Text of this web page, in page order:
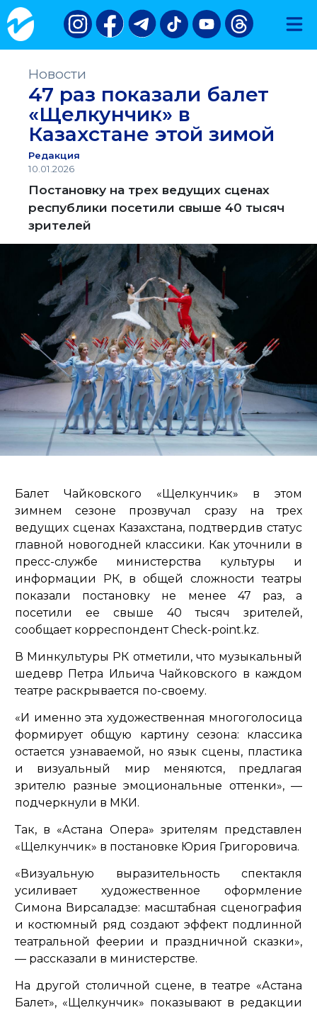
Новости
47 раз показали балет
«Щелкунчик» в
Казахстане этой зимой
Редакция
10.01.2026
Постановку на трех ведущих сценах
республики посетили свыше 40 тысяч
зрителей
Балет Чайковского «Щелкунчик» в этом
зимнем сезоне прозвучал сразу на трех
ведущих сценах Казахстана, подтвердив статус
главной новогодней классики. Как уточнили в
пресс-службе министерства культуры и
информации РК, в общей сложности театры
показали постановку не менее 47 раз, а
посетили ее свыше 40 тысяч зрителей,
сообщает корреспондент Check-point.kz.
В Минкультуры РК отметили, что музыкальный
шедевр Петра Ильича Чайковского в каждом
театре раскрывается по-своему.
«И именно эта художественная многоголосица
формирует общую картину сезона: классика
остается узнаваемой, но язык сцены, пластика
и визуальный мир меняются, предлагая
зрителю разные эмоциональные оттенки»,—
подчеркнули в МКИ.
Так, в «Астана Опера» зрителям представлен
«Щелкунчик» в постановке Юрия Григоровича.
«Визуальную выразительность спектакля
усиливает художественное оформление
Симона Вирсаладзе: масштабная сценография
и костюмный ряд создают эффект подлинной
театральной феерии и праздничной сказки»,
— рассказали в министерстве.
На другой столичной сцене, в театре «Астана
Балет», «Щелкунчик» показывают в редакции